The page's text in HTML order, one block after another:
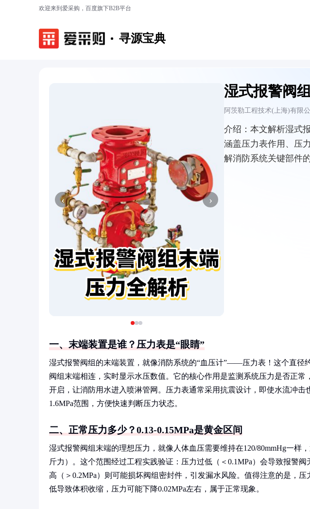
欢迎来到爱采购，百度旗下B2B平台
寻源宝典
‹ ›
湿式报警阀
阿茨勒工程技术(上海)有限公
介绍： 本文解析湿式
涵盖压力表作用、压
解消防系统关键部件
一、末端装置是谁？压力表是“眼睛”
湿式报警阀组的末端装置，就像消防系统的“血压计”——压力表！这个直径
阀组末端相连，实时显示水压数值。它的核心作用是监测系统压力是否正常
开启，让消防用水进入喷淋管网。压力表通常采用抗震设计，即使水流冲击
1.6MPa范围，方便快速判断压力状态。
二、正常压力多少？0.13-0.15MPa是黄金区间
湿式报警阀组末端的理想压力，就像人体血压需要维持在120/80mmHg一样
斤力）。这个范围经过工程实践验证：压力过低（＜0.1MPa）会导致报警
高（＞0.2MPa）则可能损坏阀组密封件，引发漏水风险。值得注意的是，
低导致体积收缩，压力可能下降0.02MPa左右，属于正常现象。